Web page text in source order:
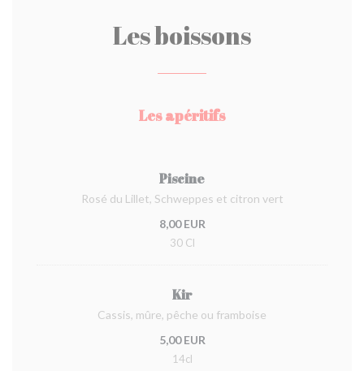
Les boissons
Les apéritifs
Piscine
Rosé du Lillet, Schweppes et citron vert
8,00 EUR
30 Cl
Kir
Cassis, mûre, pêche ou framboise
5,00 EUR
14cl